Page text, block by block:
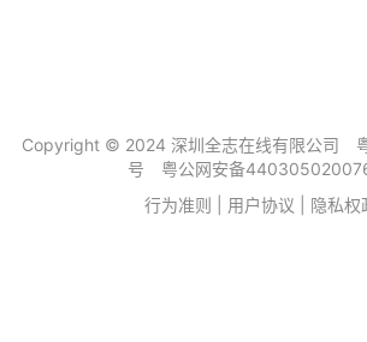
Copyright © 2024 深圳全志在线有限公司
号
粤公网安备
行为准则
用户协议 隐私权